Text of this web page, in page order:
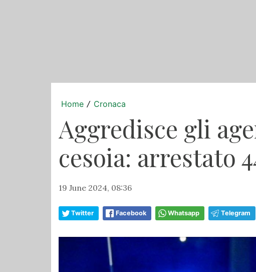
Home / Cronaca
Aggredisce gli
cesoia: arrestato
19 June 2024, 08:36
Twitter Facebook Whatsapp Telegram